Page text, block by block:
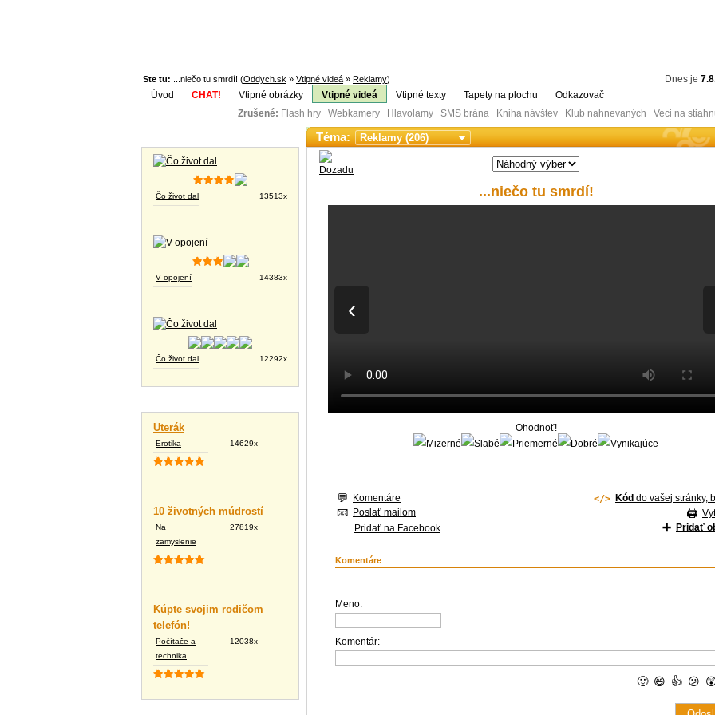
Ste tu: ...niečo tu smrdí! (Oddych.sk » Vtipné videá » Reklamy) Dnes je
Úvod
CHAT! Vtipné obrázky Vtipné videá Vtipné texty Tapety na plochu
Odkazovač
Zrušené: Flash hry Webkamery Hlavolamy SMS brána Kniha návštev Klub nahnevaných Veci na
Čo život dal 13513x
V opojení 14383x
Čo život dal 12292x
Uterák
Erotika 14629x
10 životných múdrostí
Na
zamyslenie
27819x
Kúpte svojim rodičom
telefón!
Počítače a
technika
12038x
Téma:
...niečo tu smrdí!
‹
Ohodnoť!
Komentáre
Poslať mailom
Pridať na Facebook
Kód do vašej stránky,
Pridať
Komentáre
Meno:
Komentár:
🙂 😄 👍 😕